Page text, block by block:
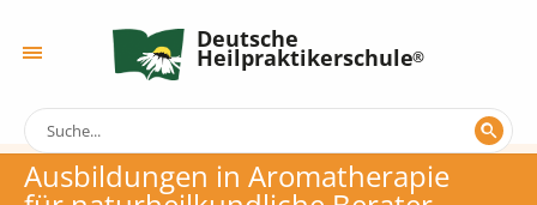
Deutsche
Heilpraktikerschule
Ausbildungen in Aromatherapie